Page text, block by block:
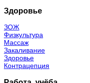
Здоровье
ЗОЖ
Физкультура
Массаж
Закаливание
Здоровье
Контрацепция